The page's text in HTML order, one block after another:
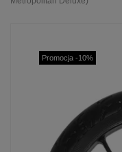
Promocja -10%